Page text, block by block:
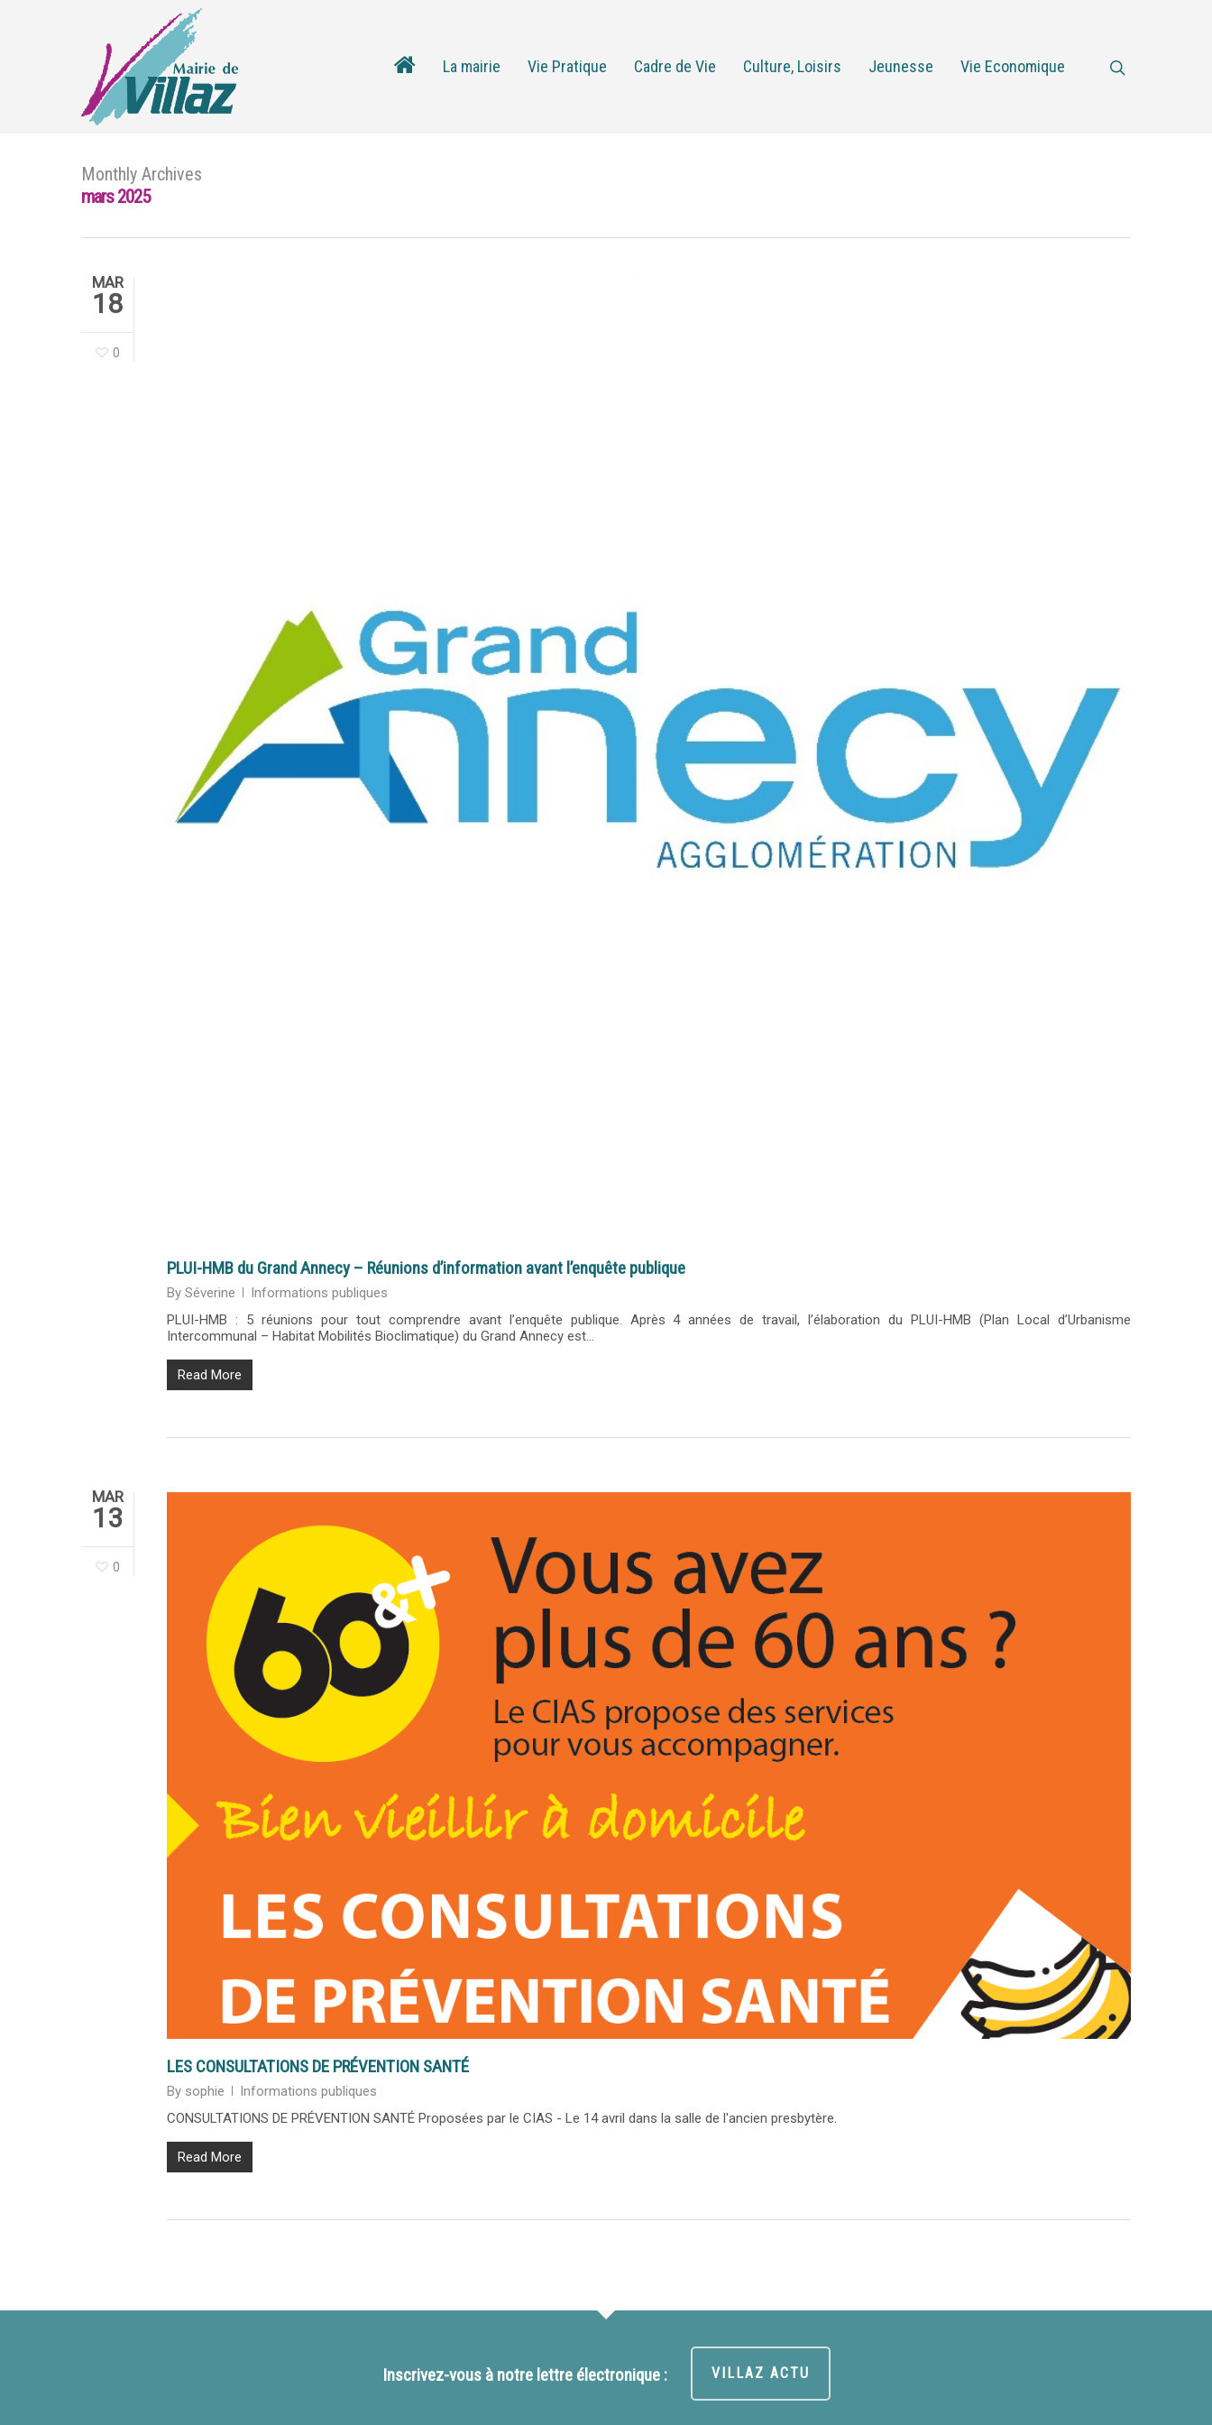
La mairie Vie Pratique Cadre de Vie Culture, Loisirs Jeunesse Vie Economique
Monthly Archives
mars 2025
MAR
18
0
PLUI-HMB du Grand Annecy – Réunions d’information avant l’enquête publique
By Séverine
Informations publiques
PLUI-HMB : 5 réunions pour tout comprendre avant l’enquête publique. Après 4 années de travail, l’élaboration du PLUI-HMB (Plan Local d’Urbanisme
Intercommunal – Habitat Mobilités Bioclimatique) du Grand Annecy est…
Read More
MAR
13
0
LES CONSULTATIONS DE PRÉVENTION SANTÉ
By sophie
Informations publiques
CONSULTATIONS DE PRÉVENTION SANTÉ Proposées par le CIAS - Le 14 avril dans la salle de l'ancien presbytère.
Read More
Inscrivez-vous à notre lettre électronique : VILLAZ ACTU